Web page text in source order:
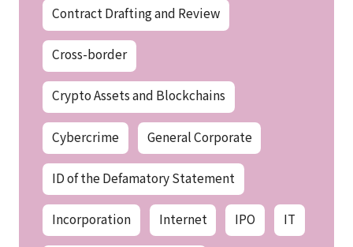
Contract Drafting and Review
Cross-border
Crypto Assets and Blockchains
Cybercrime General Corporate
ID of the Defamatory Statement
Incorporation Internet IPO IT